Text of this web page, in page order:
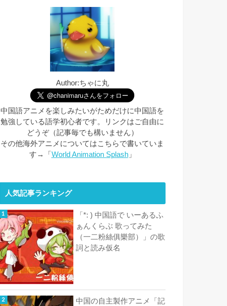
Author:ちゃに丸
中国語アニメを楽しみたいがためだけに中国語を
勉強している語学初心者です。リンクはご自由に
どうぞ（記事毎でも構いません）
その他海外アニメについてはこちらで書いていま
す→「 World Animation Splash」
人気記事ランキング
「*: ) 中国語で いーあるふ
ぁんくらぶ 歌ってみた
（一二粉絲俱樂部）」の歌
詞と読み仮名
中国の自主製作アニメ「記